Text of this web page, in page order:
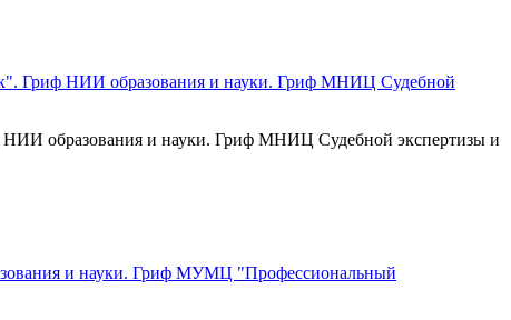
образования и науки. Гриф МНИЦ Судебной экспертизы и